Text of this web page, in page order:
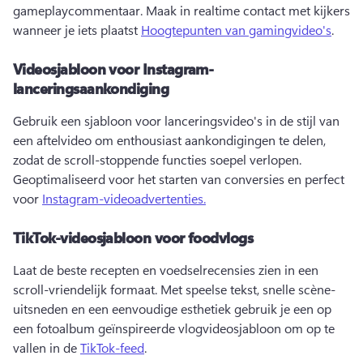
gameplaycommentaar. Maak in realtime contact met kijkers
wanneer je iets plaatst Hoogtepunten van gamingvideo's.
Videosjabloon voor Instagram-
lanceringsaankondiging
Gebruik een sjabloon voor lanceringsvideo's in de stijl van
een aftelvideo om enthousiast aankondigingen te delen,
Geoptimaliseerd voor het starten van conversies en perfect
voor Instagram-videoadvertenties.
TikTok-videosjabloon voor foodvlogs
Laat de beste recepten en voedselrecensies zien in een
scroll-vriendelijk formaat. Met speelse tekst, snelle scène-
uitsneden en een eenvoudige esthetiek gebruik je een op
een fotoalbum geïnspireerde vlogvideosjabloon om op te
vallen in de TikTok-feed.